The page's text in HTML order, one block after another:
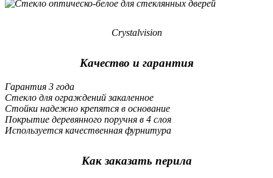
Crystalvision
Качество и гарантия
Гарантия 3 года
Стекло для ограждений закаленное
Стойки надежно крепятся в основание
Покрытие деревянного поручня в 4 слоя
Используется качественная фурнитура
Как заказать перила